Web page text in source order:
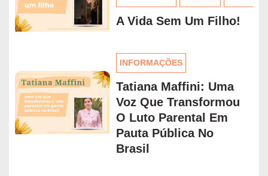
A Vida Sem Um Filho!
INFORMAÇÕES
Tatiana Maffini: Uma
Voz Que Transformou
O Luto Parental Em
Pauta Pública No
Brasil